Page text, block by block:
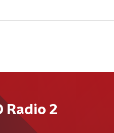
Radio 2